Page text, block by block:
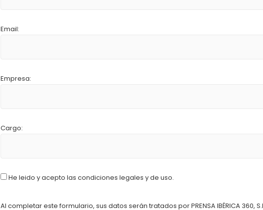
Email:
Empresa:
Cargo:
He leido y acepto las condiciones legales y de uso.
Al completar este formulario, sus datos serán tratados por PRENSA IBÉRICA 360,